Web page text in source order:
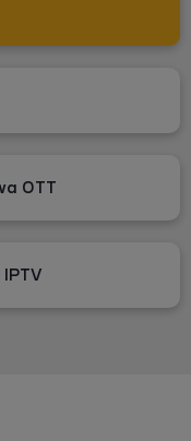
OTT